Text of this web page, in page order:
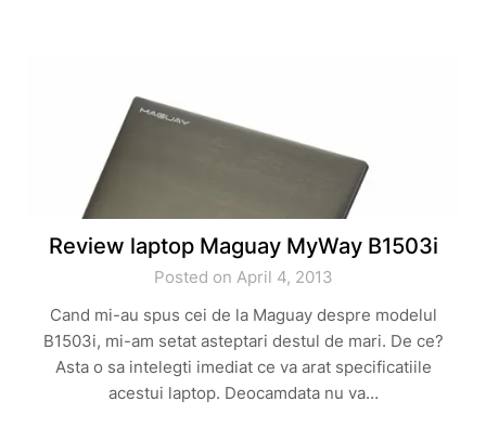
Review laptop Maguay MyWay B1503i
Posted on April 4, 2013
Cand mi-au spus cei de la Maguay despre modelul
B1503i, mi-am setat asteptari destul de mari. De ce?
Asta o sa intelegti imediat ce va arat specificatiile
acestui laptop. Deocamdata nu va…